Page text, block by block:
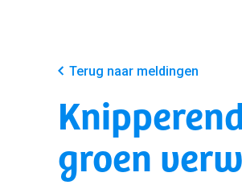
Terug naar meldingen
groen